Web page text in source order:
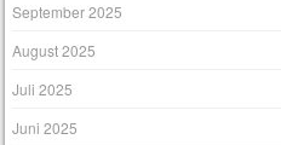
September 2025
August 2025
Juli 2025
Juni 2025